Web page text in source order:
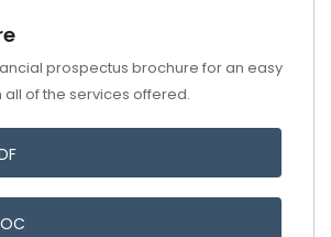
prospectus brochure for an easy
of the services offered.